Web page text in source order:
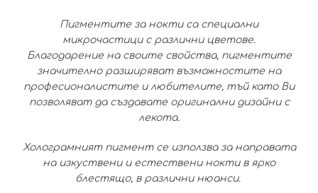
3.53€
(6.90
лв.).
(4.90
лв.).
Пигментите за нокти са специални
микрочастици с различни цветове.
Благодарение на своите свойства, пигментите
значително разширяват възможностите на
професионалистите и любителите, тъй като Ви
позволяват да създавате оригинални дизайни с
лекота.
Холограмният пигмент се използва за направата
на изкуствени и естествени нокти в ярко
блестящо, в различни нюанси.